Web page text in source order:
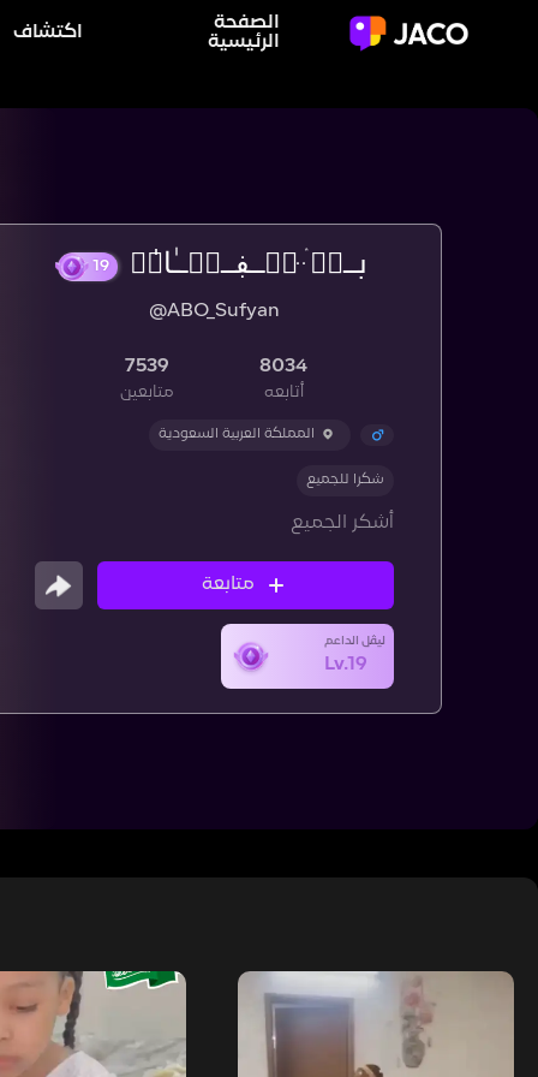
الصفحة
الرئيسية
اكتشاف
بــنۨ ּۛ ּڛۣــڣــٻۧــٰا̍نۨ
@ABO_Sufyan
8034
أتابعه
7539
متابعين
المملكة العربية السعودية
شكرا للجميع
أشكر الجميع
متابعة
ليڤل الداعم
Lv.19